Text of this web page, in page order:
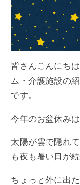
皆さんこんにち
ム・介護施設の
です。
今年のお盆休みは
太陽が雲で隠れ
も夜も暑い日が
ちょっと外に出